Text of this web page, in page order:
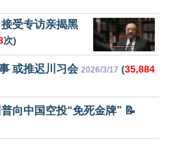
受专访亲揭黑
次)
或推迟川习会 2026/3/17 (35,884
向中国空投“免死金牌” 📝